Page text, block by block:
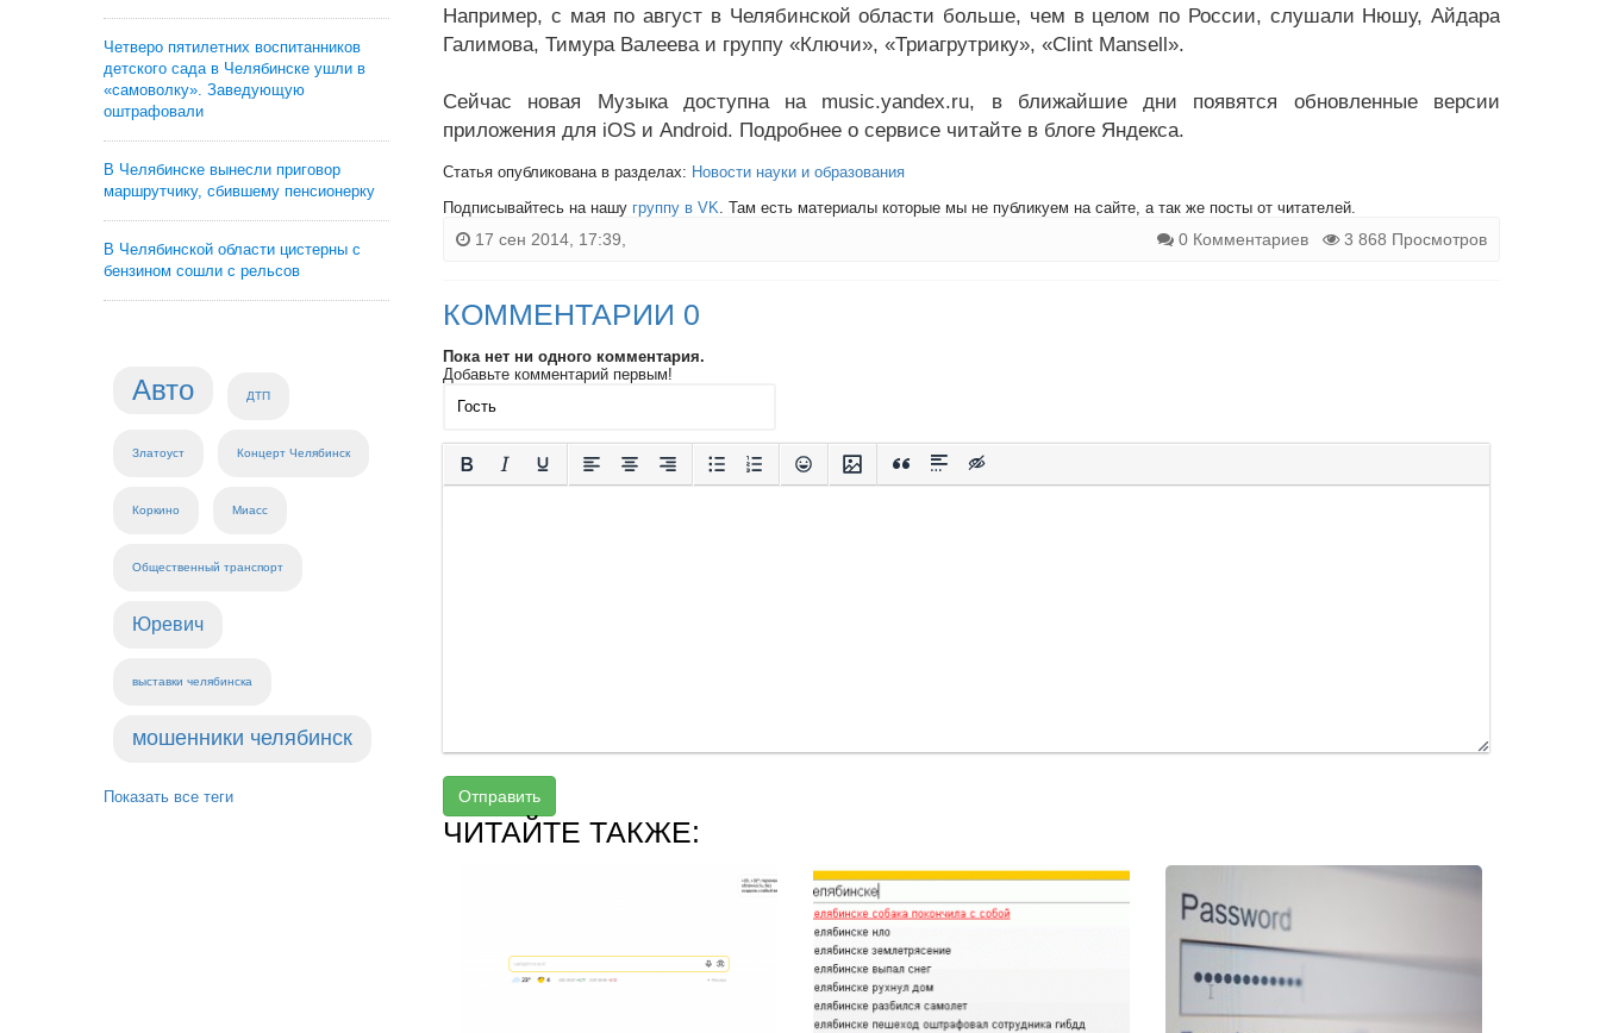
Четверо пятилетних воспитанников
детского сада в Челябинске ушли в
«самоволку». Заведующую
оштрафовали
В Челябинске вынесли приговор
маршрутчику, сбившему пенсионерку
В Челябинской области цистерны с
бензином сошли с рельсов
Авто ДТП
Златоуст Концерт Челябинск
Коркино Миасс
Общественный транспорт
Юревич
выставки челябинска
мошенники челябинск
Показать все теги
Например, с мая по август в Челябинской области больше, чем в целом по России, слушали Нюшу, Айдара
Галимова, Тимура Валеева и группу «Ключи», «Триагрутрику», «Clint Mansell».
Сейчас новая Музыка доступна на music.yandex.ru, в ближайшие дни появятся обновленные версии
приложения для iOS и Android. Подробнее о сервисе читайте в блоге Яндекса.
Статья опубликована в разделах: Новости науки и образования
Подписывайтесь на нашу группу в VK . Там есть материалы которые мы не публикуем на сайте, а так же посты от читателей.
17 сен 2014, 17:39, 0 Комментариев 3 868 Просмотров
КОММЕНТАРИИ 0
Пока нет ни одного комментария.
Добавьте комментарий первым!
Отправить
ЧИТАЙТЕ ТАКЖЕ: